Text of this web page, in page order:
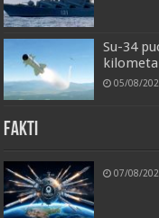
Su-34
05/08/
FAKTI
07/08/